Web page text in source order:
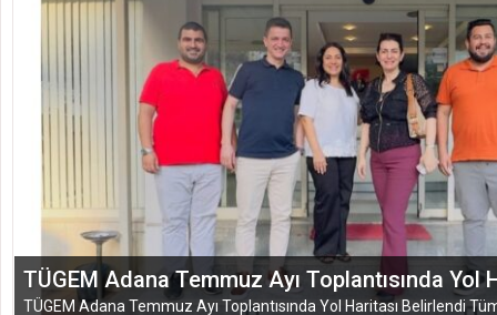
TÜGEM Adana Temmuz Ayı Toplantısında Yol